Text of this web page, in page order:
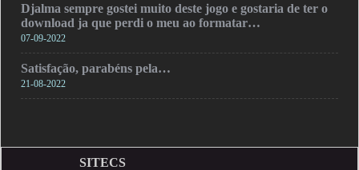
Djalma sempre gostei muito deste jogo e gostaria de ter o
download ja que perdi o meu ao formatar…
07-09-2022
Satisfação, parabéns pela…
21-08-2022
SITECS